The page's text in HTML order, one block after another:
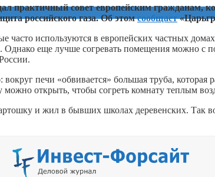
практичный совет европейским гражданам,
российского газа. Об этомсообщает
часто используются в европейских частных
Однако еще лучше согревать помещения можно с
печи «обвивается» большая труба, которая
открыть, чтобы согреть комнату теплым
и жил в бывших школах деревенских. Так